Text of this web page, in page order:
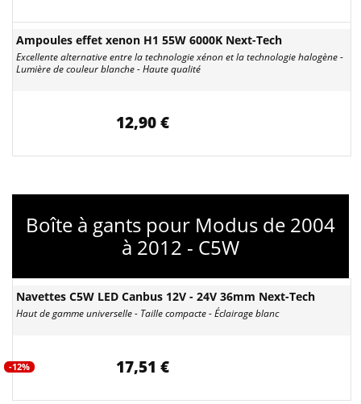
Ampoules effet xenon H1 55W 6000K Next-Tech
Excellente alternative entre la technologie xénon et la technologie halogène -
Lumière de couleur blanche - Haute qualité
12,90 €
Boîte à gants pour Modus de 2004
à 2012 - C5W
Navettes C5W LED Canbus 12V - 24V 36mm Next-Tech
Haut de gamme universelle - Taille compacte - Éclairage blanc
-12% 17,51 €